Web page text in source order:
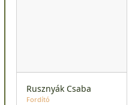
Rusznyák Csaba
Fordító